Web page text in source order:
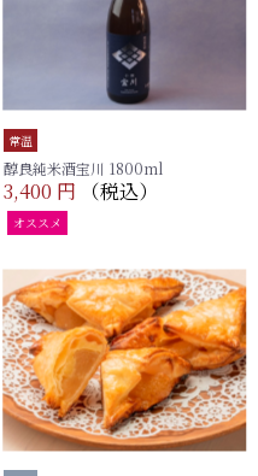
常温
醇良純米酒宝川 1800ml
3,400 円 （税込）
オススメ